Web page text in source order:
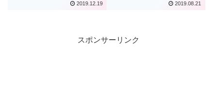
2019.12.19 2019.08.21
スポンサーリンク